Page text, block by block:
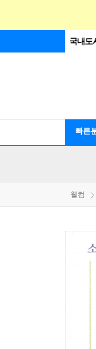
국내도
빠른
웰컴